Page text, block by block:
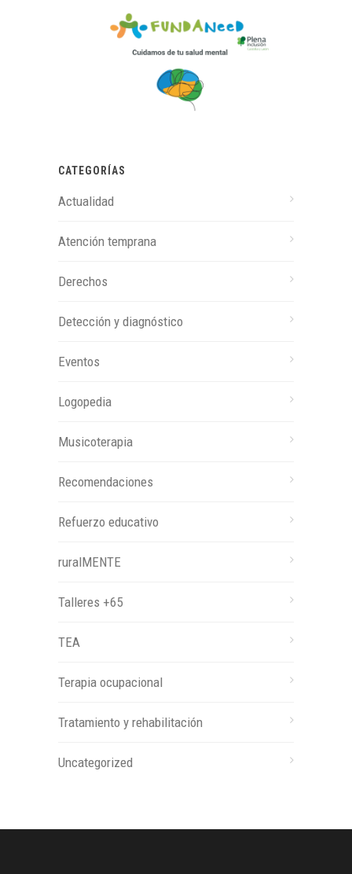
CATEGORÍAS
Actualidad
Atención temprana
Derechos
Detección y diagnóstico
Eventos
Logopedia
Musicoterapia
Recomendaciones
Refuerzo educativo
ruralMENTE
Talleres +65
TEA
Terapia ocupacional
Tratamiento y rehabilitación
Uncategorized